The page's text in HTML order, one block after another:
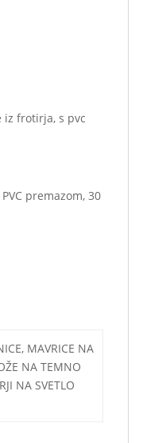
iz frotirja, s pvc
premazom, 30
MAVRICE NA
NA TEMNO
NA SVETLO